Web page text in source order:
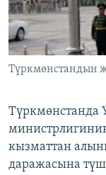
ЭЕ/АРнун
Түркмөнстандын
Түркмөнстанда
кызматтан
даражасына